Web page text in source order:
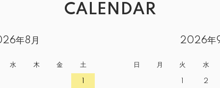
CALENDAR
年8月
水 木 金 土
2026年
日 月 火 水
2